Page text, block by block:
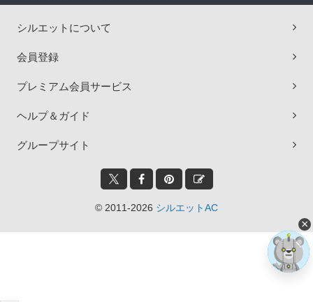
シルエットについて
会員登録
プレミアム会員サービス
ヘルプ＆ガイド
グループサイト
© 2011-2026 シルエットAC
×